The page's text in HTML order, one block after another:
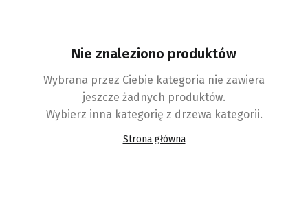
Nie znaleziono produktów
Wybrana przez Ciebie kategoria nie zawiera
jeszcze żadnych produktów.
Wybierz inna kategorię z drzewa kategorii.
Strona główna